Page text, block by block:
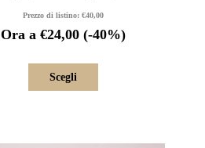
Prezzo di listino: €40,00
Ora a €24,00(-40%)
Scegli